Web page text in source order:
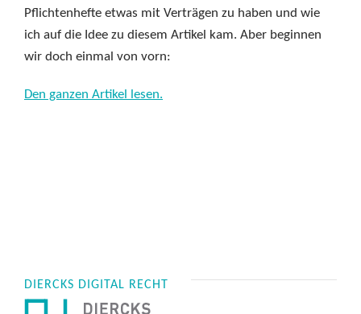
Pflichtenhefte etwas mit Verträgen zu haben und wie
ich auf die Idee zu diesem Artikel kam. Aber beginnen
wir doch einmal von vorn:
Den ganzen Artikel lesen.
DIERCKS DIGITAL RECHT